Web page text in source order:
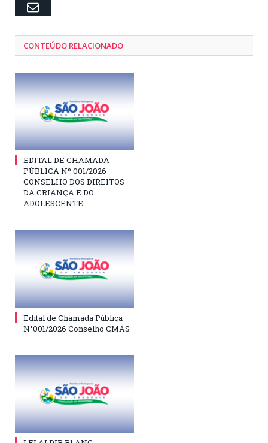
Email
CONTEÚDO RELACIONADO
EDITAL DE CHAMADA
PÚBLICA Nº 001/2026
CONSELHO DOS DIREITOS
DA CRIANÇA E DO
ADOLESCENTE
Edital de Chamada Pública
N°001/2026 Conselho CMAS